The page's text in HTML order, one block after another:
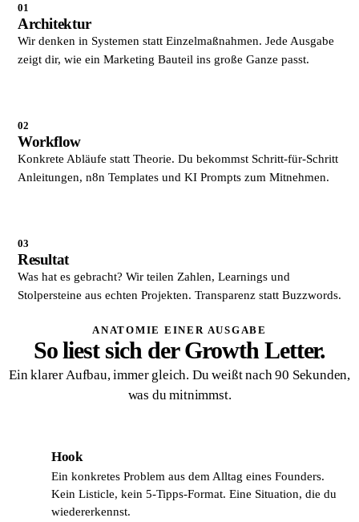
01
Architektur
Wir denken in Systemen statt Einzelmaßnahmen. Jede Ausgabe
zeigt dir, wie ein Marketing Bauteil ins große Ganze passt.
02
Workflow
Konkrete Abläufe statt Theorie. Du bekommst Schritt-für-Schritt
Anleitungen, n8n Templates und KI Prompts zum Mitnehmen.
03
Resultat
Was hat es gebracht? Wir teilen Zahlen, Learnings und
Stolpersteine aus echten Projekten. Transparenz statt Buzzwords.
ANATOMIE EINER AUSGABE
So liest sich der Growth Letter.
Ein klarer Aufbau, immer gleich. Du weißt nach 90 Sekunden,
was du mitnimmst.
Hook
Ein konkretes Problem aus dem Alltag eines Founders.
Kein Listicle, kein 5-Tipps-Format. Eine Situation, die du
wiedererkennst.